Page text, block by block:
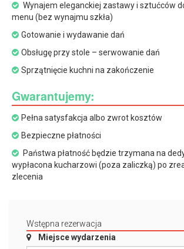
Wynajem eleganckiej zastawy i sztućców
menu (bez wynajmu szkła)
Gotowanie i wydawanie dań
Obsługę przy stole – serwowanie dań
Sprzątnięcie kuchni na zakończenie
Gwarantujemy:
Pełna satysfakcja albo zwrot kosztów
Bezpieczne płatności
Państwa płatność będzie trzymana na
wypłacona kucharzowi (poza zaliczką) po
zlecenia
Wstępna rezerwacja
Miejsce wydarzenia